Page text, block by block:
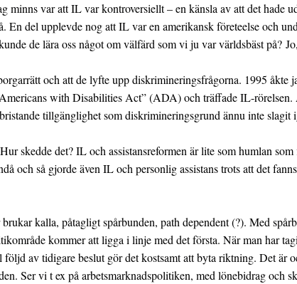
minns var att IL var kontroversiellt – en känsla av att det hade
En del upplevde nog att IL var en amerikansk företeelse och
de lära oss något om välfärd som vi ju var världsbäst på?
och att de lyfte upp diskrimineringsfrågorna. 1995 åkte
with Disabilities Act” (ADA) och träffade IL-
tillgänglighet som diskrimineringsgrund ännu inte slagit
skedde det? IL och assistansreformen är lite som humlan
och så gjorde även IL och personlig assistans trots att det
kalla, påtagligt spårbunden, path dependent (?). Med
kommer att ligga i linje med det första. När man har
av tidigare beslut gör det kostsamt att byta riktning. Det är
Ser vi t ex på arbetsmarknadspolitiken, med lönebidrag och